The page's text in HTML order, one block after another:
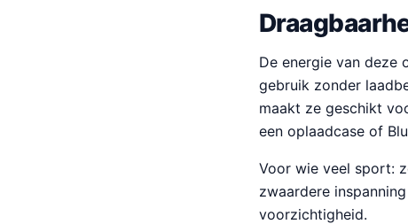
De energie van deze
gebruik zonder
maakt ze geschikt
een oplaadcase of
Voor wie veel sport:
zwaardere
voorzichtigheid.